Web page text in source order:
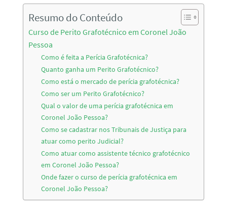
Resumo do Conteúdo
Curso de Perito Grafotécnico em Coronel João
Pessoa
Como é feita a Perícia Grafotécnica?
Quanto ganha um Perito Grafotécnico?
Como está o mercado de perícia grafotécnica?
Como ser um Perito Grafotécnico?
Qual o valor de uma perícia grafotécnica em
Coronel João Pessoa?
Como se cadastrar nos Tribunais de Justiça para
atuar como perito Judicial?
Como atuar como assistente técnico grafotécnico
em Coronel João Pessoa?
Onde fazer o curso de perícia grafotécnica em
Coronel João Pessoa?